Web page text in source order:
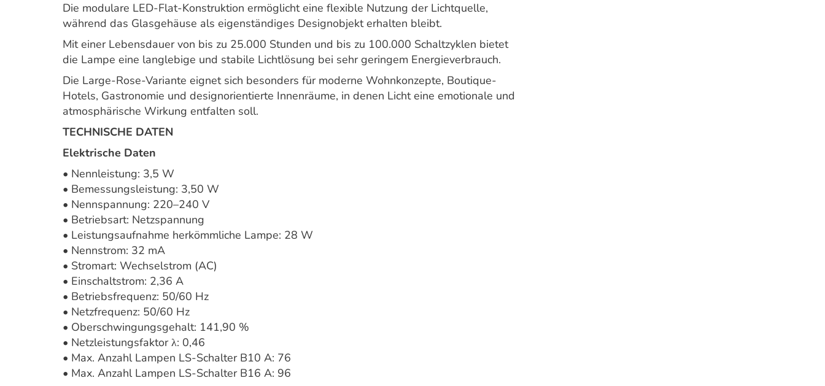
Die modulare LED-Flat-Konstruktion ermöglicht eine flexible Nutzung der Lichtquelle,
während das Glasgehäuse als eigenständiges Designobjekt erhalten bleibt.
Mit einer Lebensdauer von bis zu 25.000 Stunden und bis zu 100.000 Schaltzyklen bietet
die Lampe eine langlebige und stabile Lichtlösung bei sehr geringem Energieverbrauch.
Die Large-Rose-Variante eignet sich besonders für moderne Wohnkonzepte, Boutique-
Hotels, Gastronomie und designorientierte Innenräume, in denen Licht eine emotionale und
atmosphärische Wirkung entfalten soll.
TECHNISCHE DATEN
Elektrische Daten
• Nennleistung: 3,5 W
• Bemessungsleistung: 3,50 W
• Nennspannung: 220–240 V
• Betriebsart: Netzspannung
• Leistungsaufnahme herkömmliche Lampe: 28 W
• Nennstrom: 32 mA
• Stromart: Wechselstrom (AC)
• Einschaltstrom: 2,36 A
• Betriebsfrequenz: 50/60 Hz
• Netzfrequenz: 50/60 Hz
• Oberschwingungsgehalt: 141,90 %
• Netzleistungsfaktor λ: 0,46
• Max. Anzahl Lampen LS-Schalter B10 A: 76
• Max. Anzahl Lampen LS-Schalter B16 A: 96